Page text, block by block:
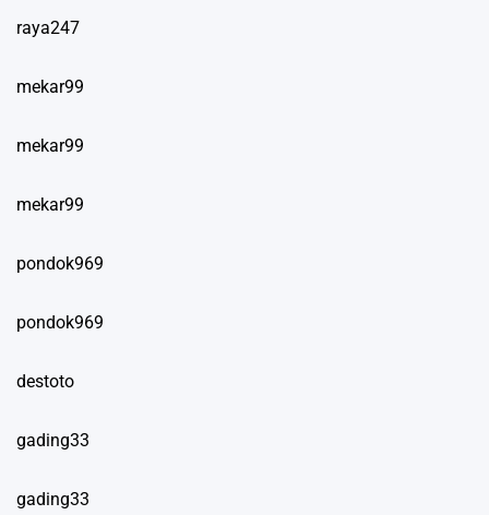
raya247
mekar99
mekar99
mekar99
pondok969
pondok969
destoto
gading33
gading33